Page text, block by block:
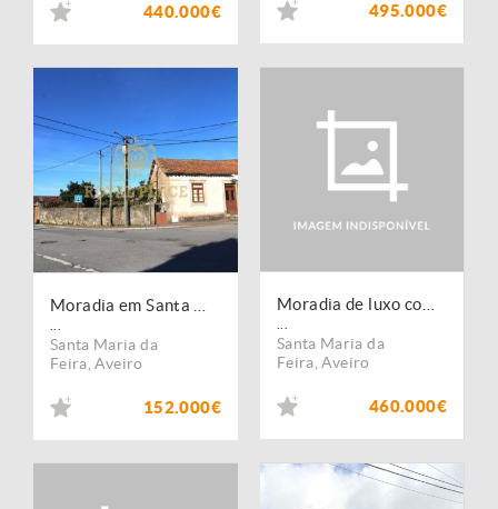
440.000€ 495.000€
Santa Maria da
Feira ,Aveiro
152.000€
Santa Maria da
Feira ,Aveiro
460.000€